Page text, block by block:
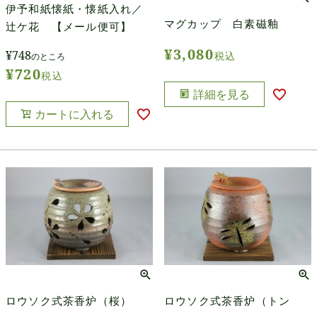
伊予和紙懐紙・懐紙入れ／
辻ケ花 【メール便可】
¥748のところ
¥720税込
カートに入れる
マグカップ 白素磁釉
¥3,080税込
詳細を見る
ロウソク式茶香炉（桜）
ロウソク式茶香炉（トン